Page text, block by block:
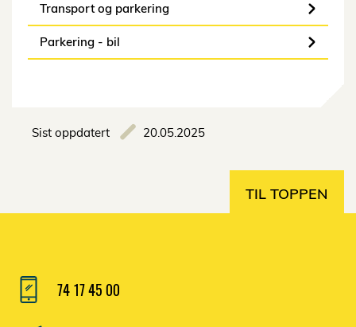
Transport og parkering
Parkering - bil
Sist oppdatert 20.05.2025
TIL TOPPEN
74 17 45 00